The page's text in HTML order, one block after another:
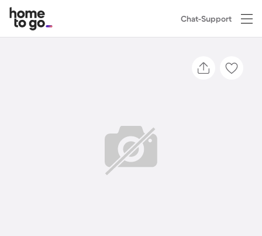
Chat-Support